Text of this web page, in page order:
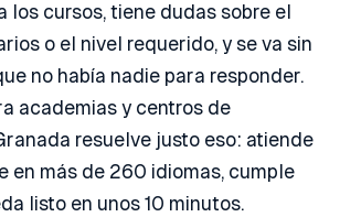
los cursos, tiene dudas sobre el
o el nivel requerido, y se va sin
no había nadie para responder.
academias y centros de
resuelve justo eso: atiende
en más de 260 idiomas, cumple
listo en unos 10 minutos.